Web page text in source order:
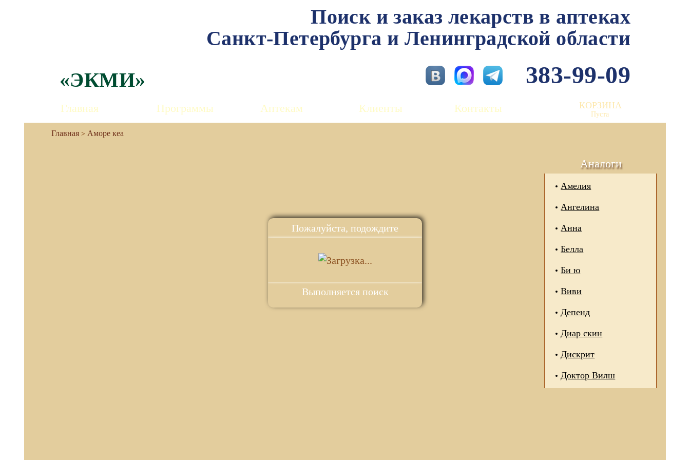
Пожалуйста, подождите
Выполняется поиск
Поиск и заказ лекарств в аптеках
Санкт-Петербурга и Ленинградской области
383-99-09
«ЭКМИ»
Главная Программы Аптекам Клиенты Контакты КОРЗИНА
Пуста
Аморе кеа
Аналоги
Амелия
Ангелина
Анна
Белла
Би ю
Виви
Депенд
Диар скин
Дискрит
Доктор Вилш